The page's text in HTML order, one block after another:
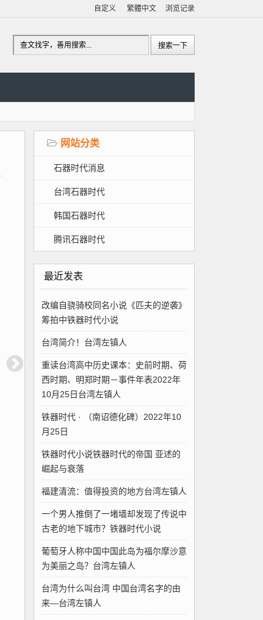
自定义 繁體中文 浏览记录
网站分类
石器时代消息
台湾石器时代
韩国石器时代
腾讯石器时代
最近发表
改编自骁骑校同名小说《匹夫的逆袭》
筹拍中铁器时代小说
台湾简介！台湾左镇人
重读台湾高中历史课本：史前时期、荷
西时期、明郑时期－事件年表2022年
10月25日台湾左镇人
铁器时代 · （南诏德化碑）2022年10
月25日
铁器时代小说铁器时代的帝国 亚述的
崛起与衰落
福建清流：值得投资的地方台湾左镇人
一个男人推倒了一堵墙却发现了传说中
古老的地下城市？铁器时代小说
葡萄牙人称中国中国此岛为福尔摩沙意
为美丽之岛？台湾左镇人
台湾为什么叫台湾 中国台湾名字的由
来—台湾左镇人